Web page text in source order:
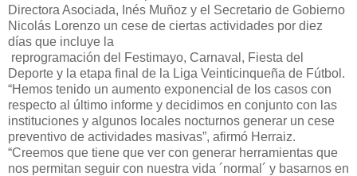
Directora Asociada, Inés Muñoz y el Secretario de Gobierno
Nicolás Lorenzo un cese de ciertas actividades por diez
días que incluye la
reprogramación del Festimayo, Carnaval, Fiesta del
Deporte y la etapa final de la Liga Veinticinqueña de Fútbol.
“Hemos tenido un aumento exponencial de los casos con
respecto al último informe y decidimos en conjunto con las
instituciones y algunos locales nocturnos generar un cese
preventivo de actividades masivas”, afirmó Herraiz.
“Creemos que tiene que ver con generar herramientas que
nos permitan seguir con nuestra vida ´normal´ y basarnos en